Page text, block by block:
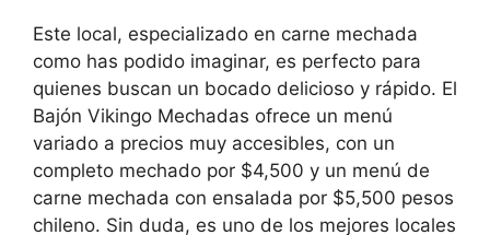
Este local, especializado en carne mechada
como has podido imaginar, es perfecto para
quienes buscan un bocado delicioso y rápido. El
Bajón Vikingo Mechadas ofrece un menú
variado a precios muy accesibles, con un
completo mechado por $4,500 y un menú de
carne mechada con ensalada por $5,500 pesos
chileno. Sin duda, es uno de los mejores locales